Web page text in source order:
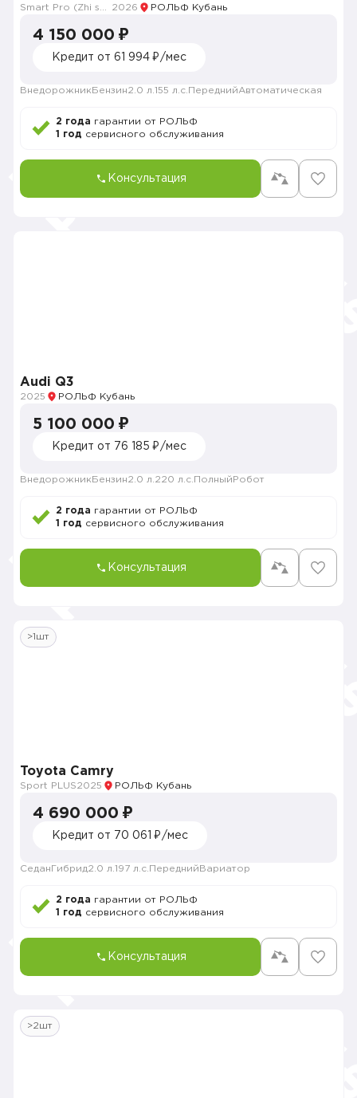
2026 РОЛЬФ Кубань
4 150 000 ₽
Кредит от 61 994 ₽/мес
Внедорожник Бензин2.0 л. 155 л.с. ПереднийАвтоматическая
2 года гарантии от РОЛЬФ
1 год сервисного обслуживания
Консультация
Audi Q3
2025 РОЛЬФ Кубань
5 100 000 ₽
Кредит от 76 185 ₽/мес
Внедорожник Бензин2.0 л. 220 л.с. Полный Робот
2 года гарантии от РОЛЬФ
1 год сервисного обслуживания
Консультация
>1шт
Toyota Camry
Sport PLUS2025 РОЛЬФ Кубань
4 690 000 ₽
Кредит от 70 061 ₽/мес
Седан Гибрид2.0 л. 197 л.с. Передний Вариатор
2 года гарантии от РОЛЬФ
1 год сервисного обслуживания
Консультация
>2шт